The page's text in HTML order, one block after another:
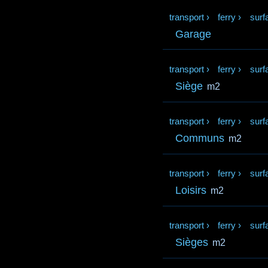
transport › ferry ›
Garage
transport › ferry ›
Siège m2
transport › ferry ›
Communs m2
transport › ferry ›
Loisirs m2
transport › ferry ›
Sièges m2